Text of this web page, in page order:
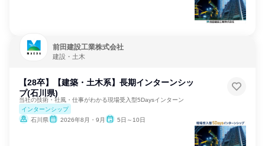
前田建設工業株式会社
建設・土木
【28卒】【建築・土木系】長期インターンシッ
プ(石川県)
当社の技術・社風・仕事がわかる現場受入型5Daysインターン
インターンシップ
石川県
2026年8月・9月 5日～10日